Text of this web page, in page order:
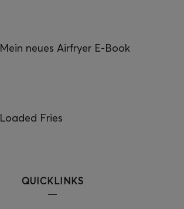
Mein neues Airfryer E-Book
Loaded Fries
QUICKLINKS